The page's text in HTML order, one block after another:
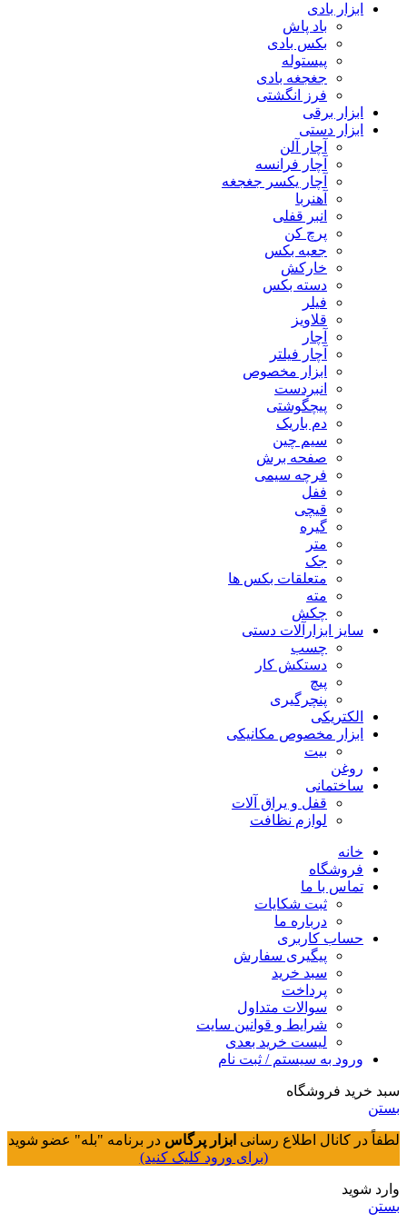
ابزار بادی
باد پاش
بکس بادی
پیستوله
جغجغه بادی
فرز انگشتی
ابزار برقی
ابزار دستی
آچار آلن
آچار فرانسه
آچار یکسر جغجغه
آهنربا
انبر قفلی
پرچ کن
جعبه بکس
خارکش
دسته بکس
فیلر
قلاویز
آچار
آچار فیلتر
ابزار مخصوص
انبردست
پیچگوشتی
دم باریک
سیم چین
صفحه برش
فرچه سیمی
ففل
قیچی
گیره
متر
جک
متعلقات بکس ها
مته
چکش
سایز ابزارآلات دستی
چسب
دستکش کار
پیچ
پنچرگیری
الکتریکی
ابزار مخصوص مکانیکی
بیت
روغن
ساختمانی
قفل و یراق آلات
لوازم نظافت
خانه
فروشگاه
تماس با ما
ثبت شکایات
درباره ما
حساب کاربری
پیگیری سفارش
سبد خرید
پرداخت
سوالات متداول
شرایط و قوانین سایت
لیست خرید بعدی
ورود به سیستم / ثبت نام
سبد خرید فروشگاه
بستن
لطفاً در کانال اطلاع رسانی ابزار پرگاس در برنامه "بله" عضو شوید
(برای ورود کلیک کنید)
وارد شوید
بستن